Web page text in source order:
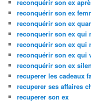
reconquérir son ex
reconquérir son ex
reconquérir son ex
reconquerir son ex qui
reconquérir son ex qui
reconquérir son ex qui
reconquérir son ex
recuperer les cadeaux
recuperer ses affaires
recuperer son ex